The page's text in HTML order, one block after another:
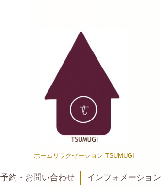
ホームリラクゼーション TSUMUGI
約・お問い合わせ インフォメーション